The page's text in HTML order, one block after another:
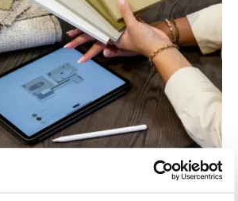
interieuradvies